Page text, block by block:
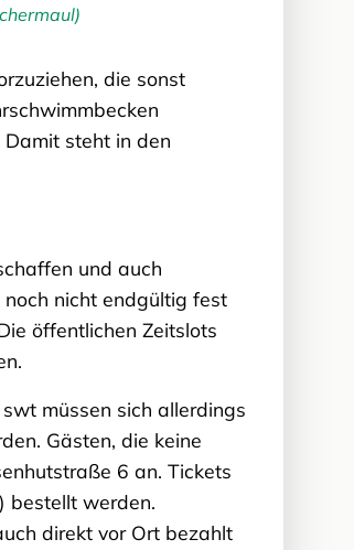
die sonst
steht in den
und auch
nicht endgültig fest
öffentlichen Zeitslots
müssen sich allerdings
Gästen, die keine
6 an. Tickets
bestellt werden.
direkt vor Ort bezahlt